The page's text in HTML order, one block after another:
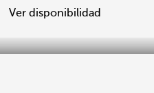
Ver disponibilidad